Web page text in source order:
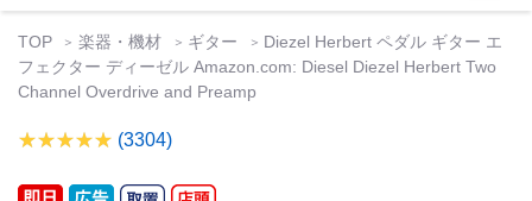
TOP 楽器・機材 ギター
Diezel Herbert ペダル ギター エ
フェクター ディーゼル Amazon.com: Diesel Diezel Herbert Two
Channel Overdrive and Preamp
(3304)